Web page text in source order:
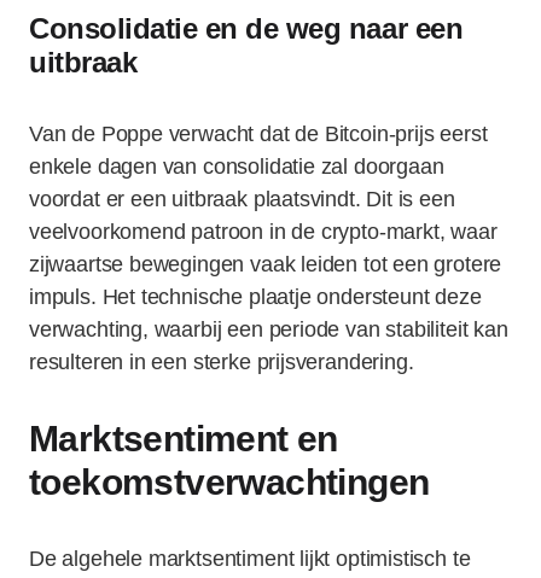
Consolidatie en de weg naar een
uitbraak
Van de Poppe verwacht dat de Bitcoin-prijs eerst
enkele dagen van consolidatie zal doorgaan
voordat er een uitbraak plaatsvindt. Dit is een
veelvoorkomend patroon in de crypto-markt, waar
zijwaartse bewegingen vaak leiden tot een grotere
impuls. Het technische plaatje ondersteunt deze
verwachting, waarbij een periode van stabiliteit kan
resulteren in een sterke prijsverandering.
Marktsentiment en
toekomstverwachtingen
De algehele marktsentiment lijkt optimistisch te